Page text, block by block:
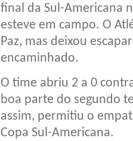
final da Sul-Americana
esteve em campo. O
Paz, mas deixou
encaminhado.
O time abriu 2 a 0
boa parte do segundo
assim, permitiu o
Copa Sul-Americana.